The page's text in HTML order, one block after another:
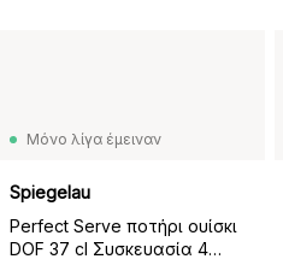
Μόνο λίγα έμειναν
Spiegelau
Perfect Serve ποτήρι ουίσκι
DOF 37 cl Συσκευασία 4